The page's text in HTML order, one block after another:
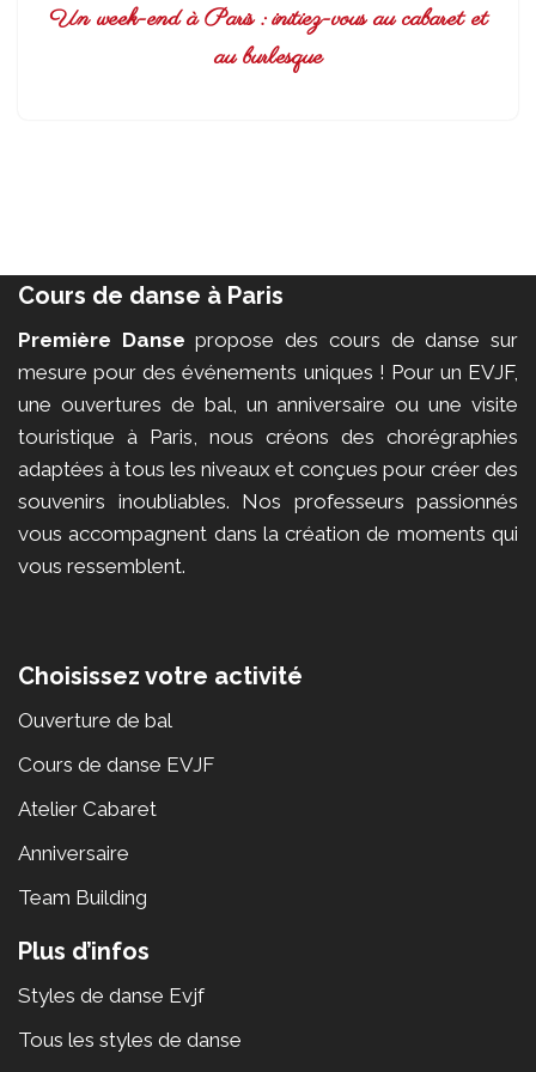
Un week-end à Paris : initiez-vous au cabaret et
au burlesque
Cours de danse à Paris
Première Danse propose des cours de danse sur
mesure pour des événements uniques ! Pour un EVJF,
une ouvertures de bal, un anniversaire ou une visite
touristique à Paris, nous créons des chorégraphies
adaptées à tous les niveaux et conçues pour créer des
souvenirs inoubliables. Nos professeurs passionnés
vous accompagnent dans la création de moments qui
vous ressemblent.
Choisissez votre activité
Ouverture de bal
Cours de danse EVJF
Atelier Cabaret
Anniversaire
Team Building
Plus d’infos
Styles de danse Evjf
Tous les styles de danse